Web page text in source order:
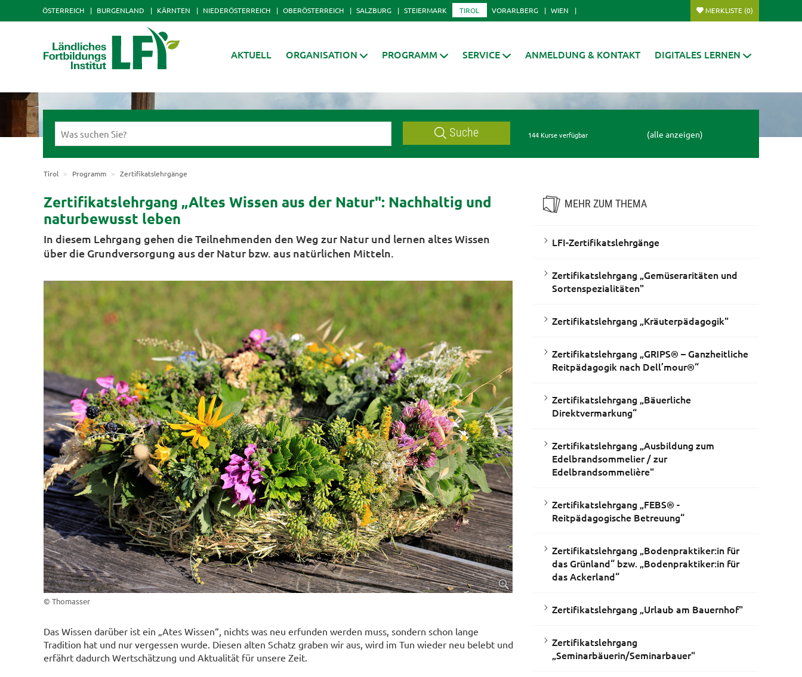
ÖSTERREICH BURGENLAND KÄRNTEN NIEDERÖSTERREICH OBERÖSTERREICH SALZBURG STEIERMARK TIROL VORARLBERG WIEN MERKLISTE (0)
AKTUELL ORGANISATION PROGRAMM SERVICE ANMELDUNG & KONTAKT DIGITALES LERNEN
Suche 144 Kurse verfügbar (alle anzeigen)
Tirol Programm Zertifikatslehrgänge
Zertifikatslehrgang „Altes Wissen aus der Natur": Nachhaltig und
naturbewusst leben
In diesem Lehrgang gehen die Teilnehmenden den Weg zur Natur und lernen altes Wissen
über die Grundversorgung aus der Natur bzw. aus natürlichen Mitteln.
© Thomasser
Das Wissen darüber ist ein „Ates Wissen“, nichts was neu erfunden werden muss, sondern schon lange
Tradition hat und nur vergessen wurde. Diesen alten Schatz graben wir aus, wird im Tun wieder neu belebt und
erfährt dadurch Wertschätzung und Aktualität für unsere Zeit.
MEHR ZUM THEMA
LFI-Zertifikatslehrgänge
Zertifikatslehrgang „Gemüseraritäten und
Sortenspezialitäten"
Zertifikatslehrgang „Kräuterpädagogik"
Zertifikatslehrgang „GRIPS® – Ganzheitliche
Reitpädagogik nach Dell’mour®“
Zertifikatslehrgang „Bäuerliche
Direktvermarkung“
Zertifikatslehrgang „Ausbildung zum
Edelbrandsommelier / zur
Edelbrandsommelière"
Zertifikatslehrgang „FEBS® -
Reitpädagogische Betreuung“
Zertifikatslehrgang „Bodenpraktiker:in für
das Grünland“ bzw. „Bodenpraktiker:in für
das Ackerland“
Zertifikatslehrgang „Urlaub am Bauernhof"
Zertifikatslehrgang
„Seminarbäuerin/Seminarbauer"